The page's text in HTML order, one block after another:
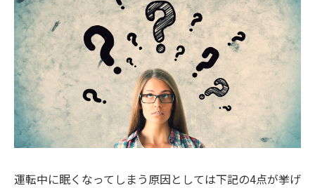
運転中に眠くなってしまう原因としては下記の4点が挙げ